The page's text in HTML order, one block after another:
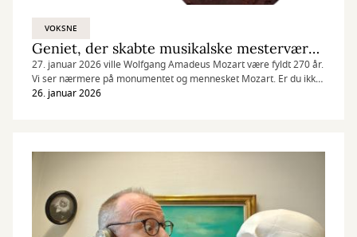
VOKSNE
Geniet, der skabte musikalske mesterværker og lavede sjov på lokummet
27. januar 2026 ville Wolfgang Amadeus Mozart være fyldt 270 år.
Vi ser nærmere på monumentet og mennesket Mozart. Er du ikke
til klassisk musik, så læs lige med alligevel ... for her er også noget
26. januar 2026